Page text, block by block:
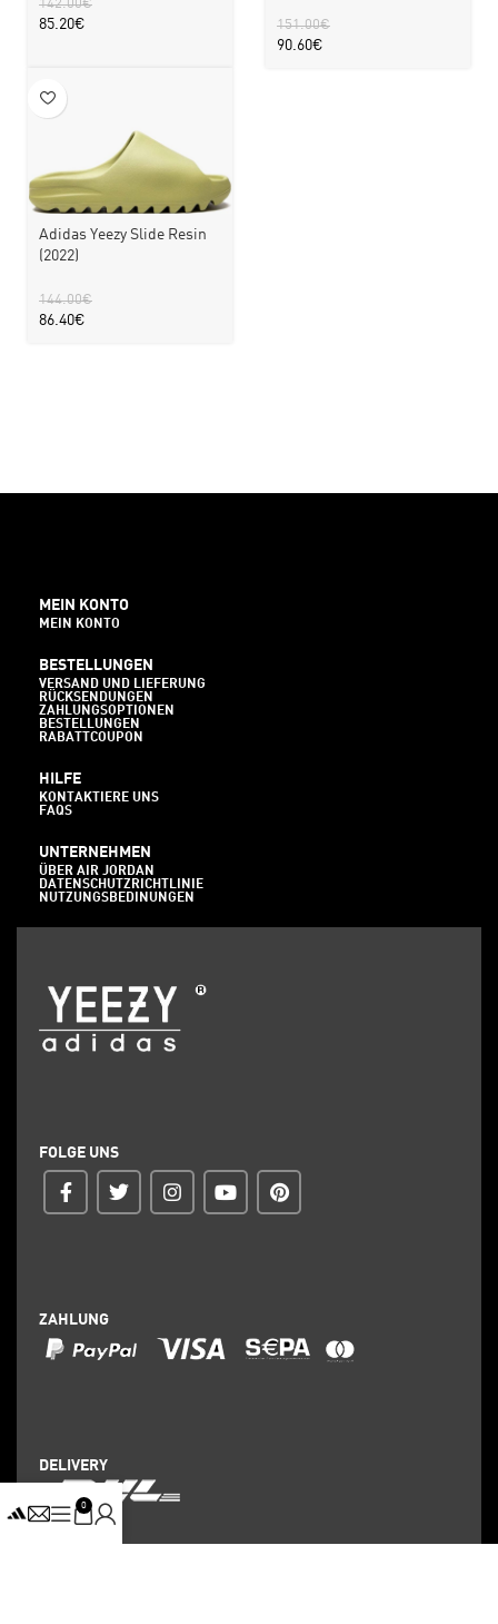
142.00€
85.20€ 151.00€
90.60€
Adidas Yeezy Slide Resin
(2022)
144.00€
86.40€
MEIN KONTO
MEIN KONTO
BESTELLUNGEN
VERSAND UND LIEFERUNG
RÜCKSENDUNGEN
ZAHLUNGSOPTIONEN
BESTELLUNGEN
RABATTCOUPON
HILFE
KONTAKTIERE UNS
FAQS
UNTERNEHMEN
ÜBER AIR JORDAN
DATENSCHUTZRICHTLINIE
NUTZUNGSBEDINUNGEN
FOLGE UNS
ZAHLUNG
DELIVERY
0